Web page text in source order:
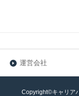
運営会社
Copyright©キャリア